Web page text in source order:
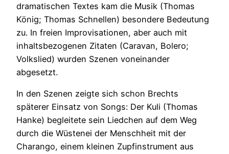
dramatischen Textes kam die Musik (Thomas
König; Thomas Schnellen) besondere Bedeutung
zu. In freien Improvisationen, aber auch mit
inhaltsbezogenen Zitaten (Caravan, Bolero;
Volkslied) wurden Szenen voneinander
abgesetzt.
In den Szenen zeigte sich schon Brechts
späterer Einsatz von Songs: Der Kuli (Thomas
Hanke) begleitete sein Liedchen auf dem Weg
durch die Wüstenei der Menschheit mit der
Charango, einem kleinen Zupfinstrument aus